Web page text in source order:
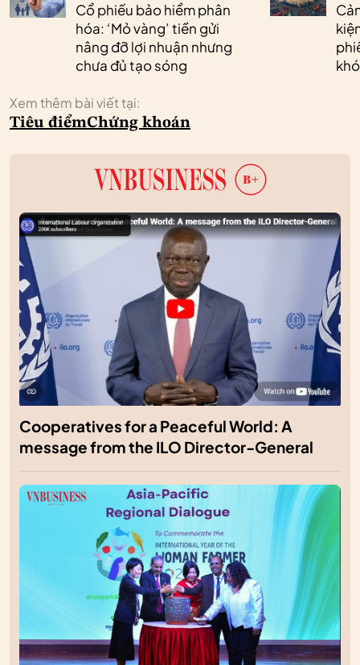
Cổ phiếu bảo hiểm phân
hóa: ‘Mỏ vàng’ tiền gửi
nâng đỡ lợi nhuận nhưng
chưa đủ tạo sóng
Xem thêm bài viết tại:
Tiêu điểmChứng khoán
Cooperatives for a Peaceful World: A
message from the ILO Director-General